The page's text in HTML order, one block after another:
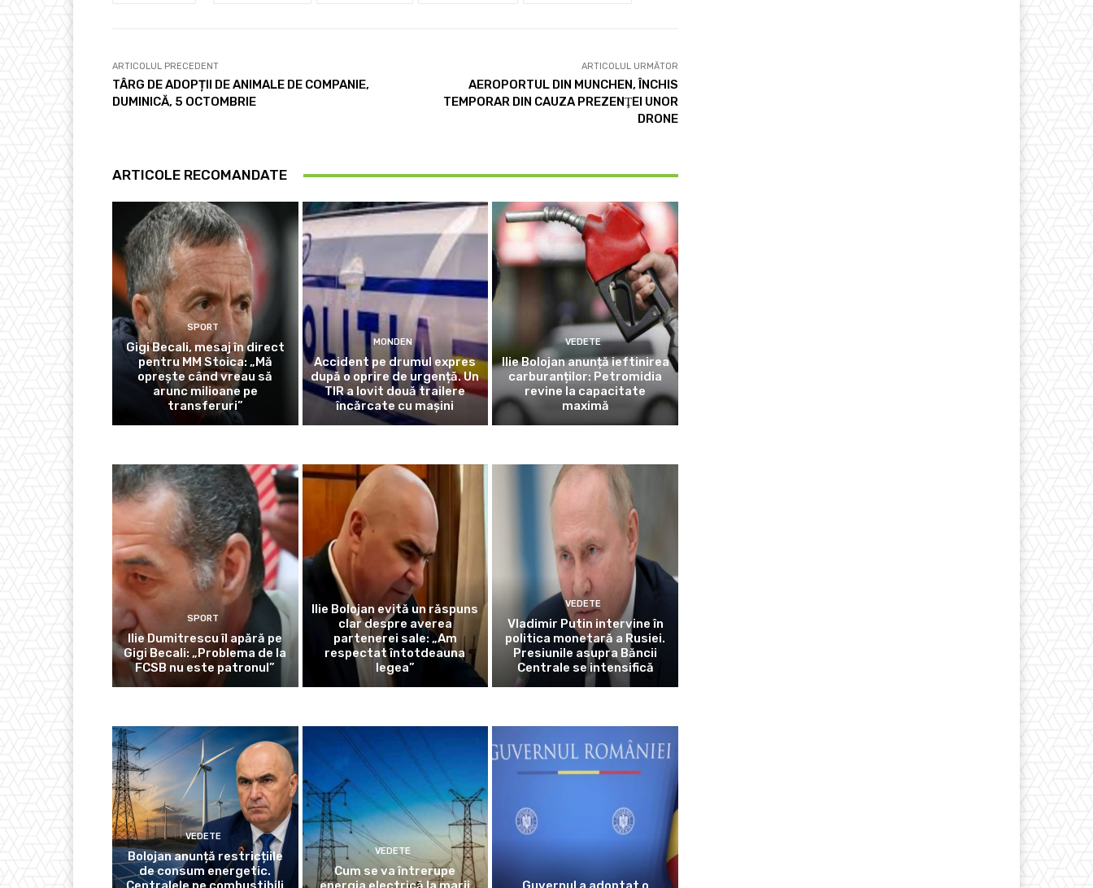
ARTICOLUL PRECEDENT
TÂRG DE ADOPȚII DE ANIMALE DE COMPANIE,
DUMINICĂ, 5 OCTOMBRIE
ARTICOLUL URMĂTOR
AEROPORTUL DIN MUNCHEN, ÎNCHIS
TEMPORAR DIN CAUZA PREZENŢEI UNOR
DRONE
ARTICOLE RECOMANDATE
SPORT
Gigi Becali, mesaj în direct
pentru MM Stoica: „Mă
oprește când vreau să
arunc milioane pe
transferuri”
MONDEN
Accident pe drumul expres
după o oprire de urgență. Un
TIR a lovit două trailere
încărcate cu mașini
VEDETE
Ilie Bolojan anunță ieftinirea
carburanților: Petromidia
revine la capacitate
maximă
SPORT
Ilie Dumitrescu îl apără pe
Gigi Becali: „Problema de la
FCSB nu este patronul”
Ilie Bolojan evită un răspuns
clar despre averea
partenerei sale: „Am
respectat întotdeauna
legea”
VEDETE
Vladimir Putin intervine în
politica monetară a Rusiei.
Presiunile asupra Băncii
Centrale se intensifică
VEDETE
Bolojan anunță restricțiile
de consum energetic.
VEDETE
Cum se va întrerupe